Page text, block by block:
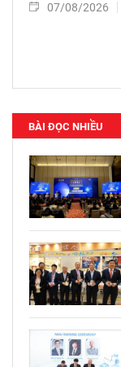
07/08/2026
BÀI ĐỌC NHIỀU